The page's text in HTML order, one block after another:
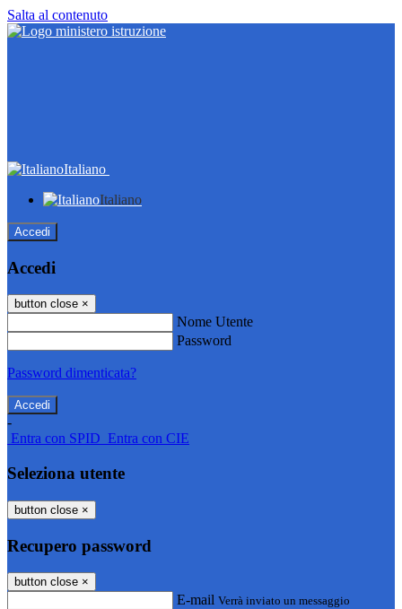
Salta al contenuto
Italiano
Italiano
Accedi
Accedi
button close ×
Nome Utente
Password
Password dimenticata?
-
Entra con SPID Entra con CIE
Seleziona utente
button close ×
Recupero password
button close ×
E-mail Verrà inviato un messaggio